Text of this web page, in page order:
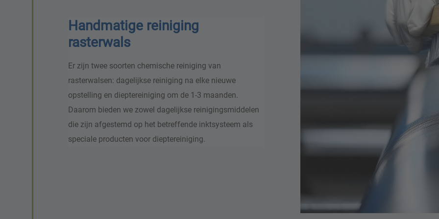
Handmatige reiniging
rasterwals
Er zijn twee soorten chemische reiniging van
rasterwalsen: dagelijkse reiniging na elke nieuwe
opstelling en dieptereiniging om de 1-3 maanden.
Daarom bieden we zowel dagelijkse reinigingsmiddelen
die zijn afgestemd op het betreffende inktsysteem als
speciale producten voor dieptereiniging.